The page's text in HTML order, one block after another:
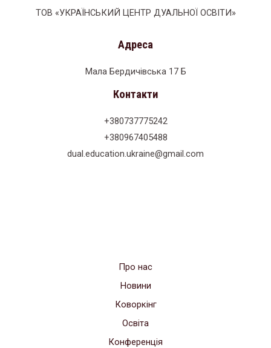
ТОВ «УКРАЇНСЬКИЙ ЦЕНТР ДУАЛЬНОЇ ОСВІТИ»
Адреса
Мала Бердичівська 17 Б
Контакти
+380737775242
+380967405488
dual.education.ukraine@gmail.com
Про нас
Новини
Коворкінг
Освіта
Конференція